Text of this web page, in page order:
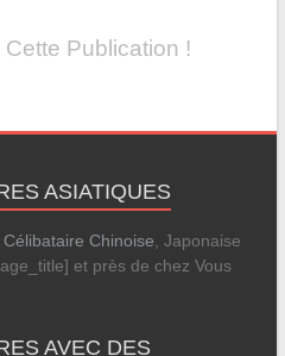
Cette Publication !
ASIATIQUES
Célibataire Chinoise , Japonaise
et près de chez Vous
AVEC DES